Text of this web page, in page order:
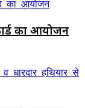
का आयोजन